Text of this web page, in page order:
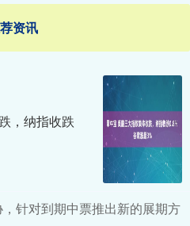
资讯
，纳指收跌
针对到期中票推出新的展期方